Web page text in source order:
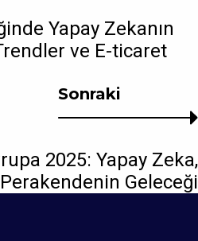
Sonraki
2025: Yapay Zeka,
Geleceği
Yapay Zekanın
ve E-ticaret